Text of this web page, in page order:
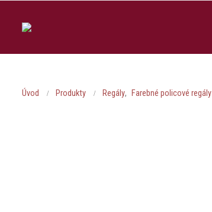
Úvod Produkty Regály, Farebné policové regály